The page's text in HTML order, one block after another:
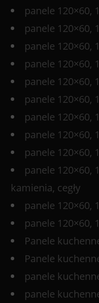
panele 120×60,
panele 120×60,
panele 120×60,
panele 120×60,
panele 120×60,
panele 120×60,
panele 120×60,
panele 120×60,
panele 120×60,
panele 120×60,
kamienia, cegły
panele 120×60,
panele 120×60,
Panele
Panele
panele
panele